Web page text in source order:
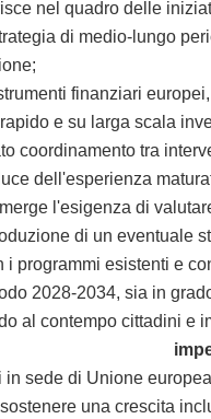
nel quadro delle
di medio-lungo
finanziari europei,
e su larga scala
coordinamento tra
maturata
l'esigenza di
di un eventuale
i programmi esistenti e
2028-2034, sia in
al contempo cittadini e
sede di Unione
una crescita